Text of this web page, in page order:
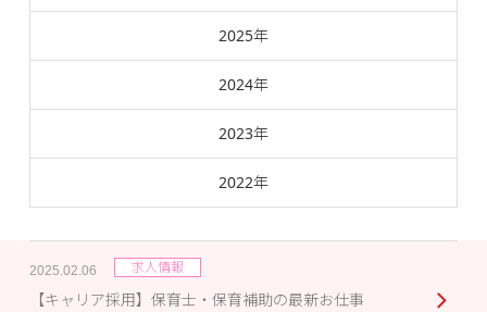
2025年
2024年
2023年
2022年
2025.02.06 求人情報
【キャリア採用】保育士・保育補助の最新お仕事